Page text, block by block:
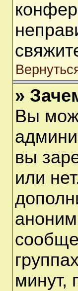
»
Вы
вы
или
минут,